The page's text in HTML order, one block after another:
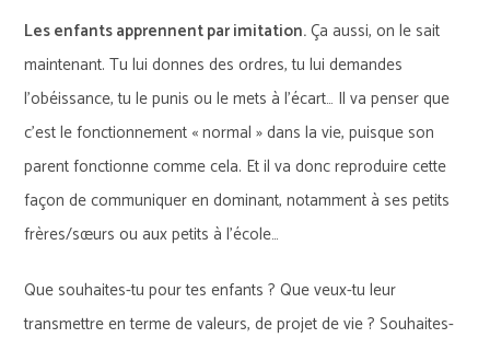
Les enfants apprennent par imitation.Ça aussi, on le sait
maintenant. Tu lui donnes des ordres, tu lui demandes
l’obéissance, tu le punis ou le mets à l’écart… Il va penser que
c’est le fonctionnement « normal » dans la vie, puisque son
parent fonctionne comme cela. Et il va donc reproduire cette
façon de communiquer en dominant, notamment à ses petits
frères/sœurs ou aux petits à l’école…
Que souhaites-tu pour tes enfants ? Que veux-tu leur
transmettre en terme de valeurs, de projet de vie ? Souhaites-